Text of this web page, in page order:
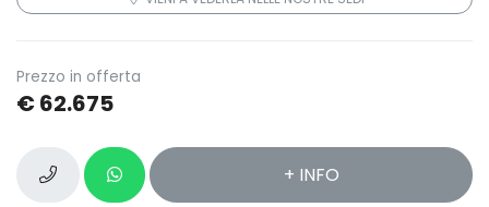
Prezzo in offerta
€ 62.675
+ INFO